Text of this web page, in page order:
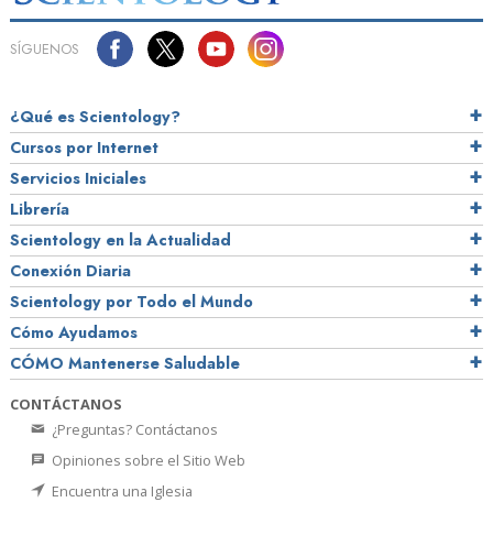
SÍGUENOS
¿Qué es Scientology?
Cursos por Internet
Servicios Iniciales
Librería
Scientology en la Actualidad
Conexión Diaria
Scientology por Todo el Mundo
Cómo Ayudamos
CÓMO Mantenerse Saludable
CONTÁCTANOS
¿Preguntas? Contáctanos
Opiniones sobre el Sitio Web
Encuentra una Iglesia